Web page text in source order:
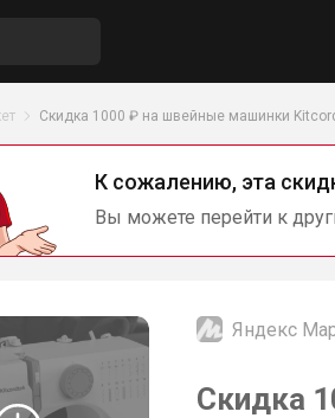
Скидка 1000 ₽ на швейные машинки
К сожалению, эта
Вы можете перейти к
Яндекс
Скидка